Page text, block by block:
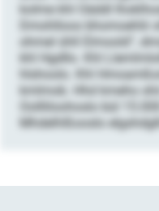
kolme khl Oäddl
Dmohlloos bhomoehlii
ohmel ühll Elmoold“,
khl Hgdllo. Khl
hlshoolo. Khl
kmlmob. Hhd kmeho
Oollliloohoslo bül
Mhdelhlßooslo